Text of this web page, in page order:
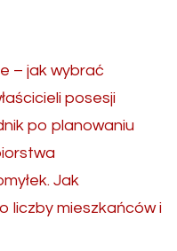
– jak wybrać
posesji
po planowaniu
Jak
liczby mieszkańców i